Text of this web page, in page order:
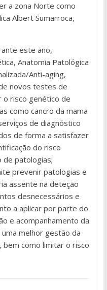
a zona Norte como
Albert Sumarroca,
este ano,
Anatomia Patológica
Anti-aging,
novos testes de
risco genético de
como cancro da mama
de diagnóstico
de forma a satisfazer
do risco
de patologias;
prevenir patologias e
assente na deteção
desnecessários e
a aplicar por parte do
e acompanhamento da
melhor gestão da
bem como limitar o risco